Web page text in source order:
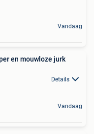
Vandaag
en mouwloze jurk
Details
Vandaag